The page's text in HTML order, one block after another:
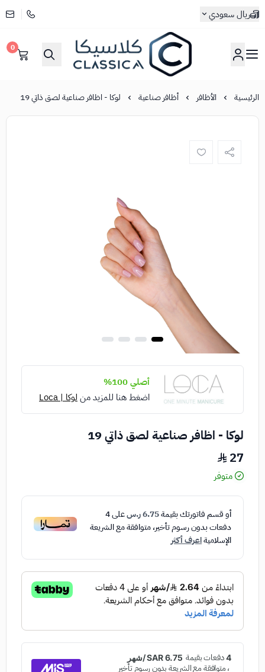
ريال سعودي
كلاسيكا
0
الرئيسية الأظافر أظافر صناعية لوكا - اظافر صناعية لصق ذاتي 19
أصلي 100%
اضغط هنا للمزيد من لوكا | Loca
لوكا - اظافر صناعية لصق ذاتي 19
27
متوفر
أو قسم فاتورتك بقيمة6.75 ر.س على4
دفعات بدون رسوم تأخير، متوافقة مع الشريعة
الإسلاميةاعرف أكثر